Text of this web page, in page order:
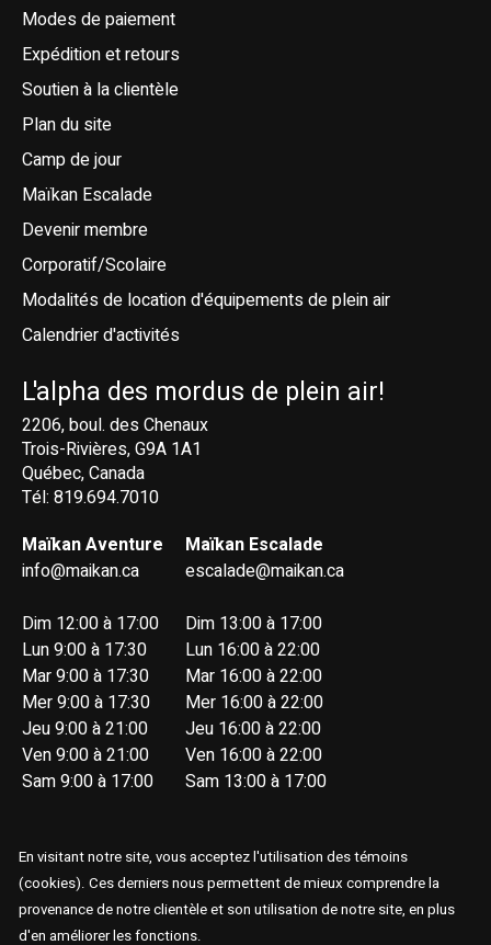
Modes de paiement
Expédition et retours
Soutien à la clientèle
Plan du site
Camp de jour
Maïkan Escalade
Devenir membre
Corporatif/Scolaire
Modalités de location d'équipements de plein air
Calendrier d'activités
L'alpha des mordus de plein air!
2206, boul. des Chenaux
Trois-Rivières, G9A 1A1
Québec, Canada
Tél: 819.694.7010
Maïkan Aventure
info@maikan.ca
Dim 12:00 à 17:00
Lun 9:00 à 17:30
Mar 9:00 à 17:30
Mer 9:00 à 17:30
Jeu 9:00 à 21:00
Ven 9:00 à 21:00
Sam 9:00 à 17:00
Maïkan Escalade
escalade@maikan.ca
Dim 13:00 à 17:00
Lun 16:00 à 22:00
Mar 16:00 à 22:00
Mer 16:00 à 22:00
Jeu 16:00 à 22:00
Ven 16:00 à 22:00
Sam 13:00 à 17:00
© Copyright 2026 Maïkan Aventure
En visitant notre site, vous acceptez l'utilisation des témoins
(cookies). Ces derniers nous permettent de mieux comprendre la
provenance de notre clientèle et son utilisation de notre site, en plus
d'en améliorer les fonctions.